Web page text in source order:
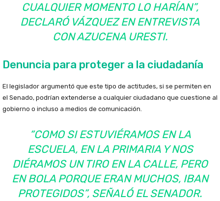
CUALQUIER MOMENTO LO HARÍAN”,
DECLARÓ VÁZQUEZ EN ENTREVISTA
CON AZUCENA URESTI.
Denuncia para proteger a la ciudadanía
El legislador argumentó que este tipo de actitudes, si se permiten en
el Senado, podrían extenderse a cualquier ciudadano que cuestione al
gobierno o incluso a medios de comunicación.
“COMO SI ESTUVIÉRAMOS EN LA
ESCUELA, EN LA PRIMARIA Y NOS
DIÉRAMOS UN TIRO EN LA CALLE, PERO
EN BOLA PORQUE ERAN MUCHOS, IBAN
PROTEGIDOS”, SEÑALÓ EL SENADOR.